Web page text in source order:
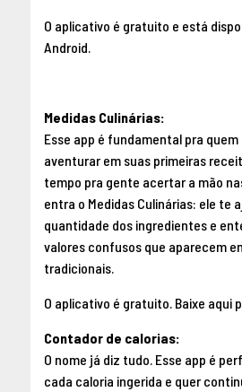
O aplicativo é gratuito e está
Android.
Medidas Culinárias:
Esse app é fundamental pra
aventurar em suas primeiras
tempo pra gente acertar a mão
entra o Medidas Culinárias: ele te
quantidade dos ingredientes e
valores confusos que aparecem
tradicionais.
O aplicativo é gratuito. Baixe aqui
Contador de calorias:
O nome já diz tudo. Esse app é
cada caloria ingerida e quer